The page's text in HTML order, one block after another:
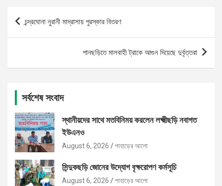
Post
navigation
চন্দ্রঘোনা নুরানী মাদ্রাসায় পুরস্কার বিতরণ
পানছড়িতে মালবাহী ট্রাকে আগুন দিয়েছে দুর্বৃত্তরা
সর্বশেষ সংবাদ
স্থানীয়দের সাথে মতবিনিময় করলেন লক্ষ্মীছড়ি নবাগত
ইউএনও
August 6, 2026 পাহাড়ের আলো
সিন্দুকছড়ি জোনের উদ্যোগ বৃক্ষরোপণ কর্মসূচি
August 6, 2026 পাহাড়ের আলো